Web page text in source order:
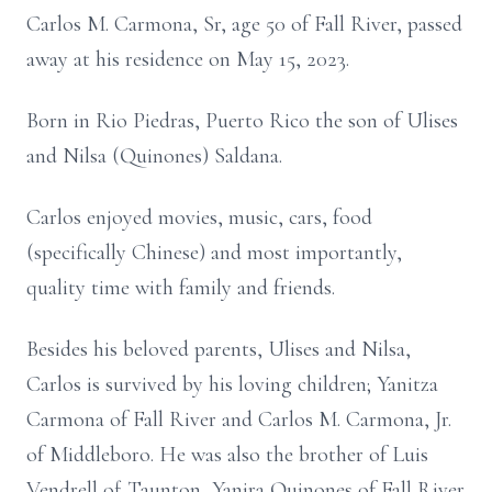
Carlos M. Carmona, Sr, age 50 of Fall River, passed
away at his residence on May 15, 2023.
Born in Rio Piedras, Puerto Rico the son of Ulises
and Nilsa (Quinones) Saldana.
Carlos enjoyed movies, music, cars, food
(specifically Chinese) and most importantly,
quality time with family and friends.
Besides his beloved parents, Ulises and Nilsa,
Carlos is survived by his loving children; Yanitza
Carmona of Fall River and Carlos M. Carmona, Jr.
of Middleboro. He was also the brother of Luis